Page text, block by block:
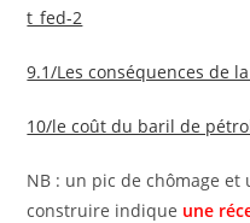
t_fed-2
9.1/Les conséquences de
10/le coût du baril de
NB : un pic de chômage
construire indique une